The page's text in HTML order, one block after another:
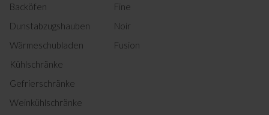
Bedienungsanleitung
(SL,HR)
Bedienungsanleitung (DK)
Backöfen
Dunstabzugshauben
Wärmeschubladen
Kühlschränke
Gefrierschränke
Weinkühlschränke
Fine
Noir
Fusion